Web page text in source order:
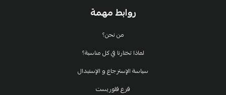
روابط مهمة
من نحن؟
لماذا تختارنا في كل مناسبة؟
سياسة الإسترجاع و الإستبدال
فرع فلوريست